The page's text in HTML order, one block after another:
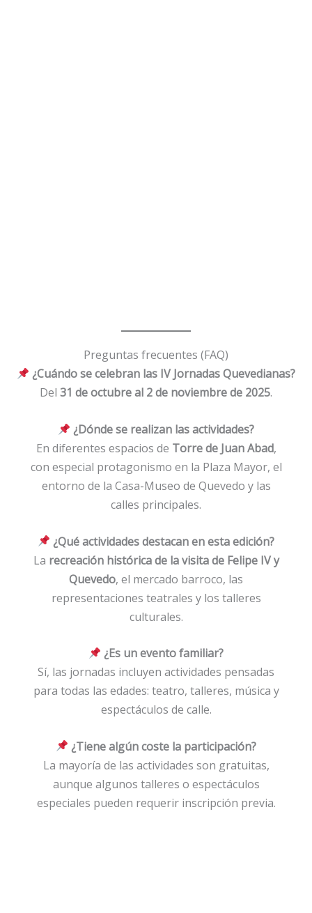
Preguntas frecuentes (FAQ)
¿Cuándo se celebran las IV Jornadas Quevedianas?
Del 31 de octubre al 2 de noviembre de 2025.
¿Dónde se realizan las actividades?
En diferentes espacios de Torre de Juan Abad,
con especial protagonismo en la Plaza Mayor, el
entorno de la Casa-Museo de Quevedo y las
calles principales.
¿Qué actividades destacan en esta edición?
La recreación histórica de la visita de Felipe IV y
Quevedo, el mercado barroco, las
representaciones teatrales y los talleres
culturales.
¿Es un evento familiar?
Sí, las jornadas incluyen actividades pensadas
para todas las edades: teatro, talleres, música y
espectáculos de calle.
¿Tiene algún coste la participación?
La mayoría de las actividades son gratuitas,
aunque algunos talleres o espectáculos
especiales pueden requerir inscripción previa.